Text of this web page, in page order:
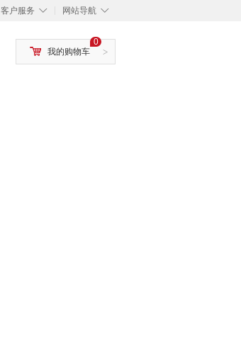
◇
客户服务 ◇
网站导航
>
0
我的购物车